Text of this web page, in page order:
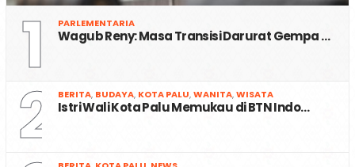
1 PARLEMENTARIA
Wagub Reny: Masa Transisi Darurat Gempa …
2 BERITA, BUDAYA, KOTA PALU,WANITA,WISATA
Istri Wali Kota Palu Memukau di BTN Indo…